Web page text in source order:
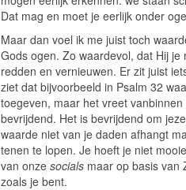
Dat mag en moet je eerlijk onder
Maar dan voel ik me juist toch
Gods ogen. Zo waardevol, dat Hij
redden en vernieuwen. Er zit juist
ziet dat bijvoorbeeld in Psalm 32
toegeven, maar het vreet
bevrijdend. Het is bevrijdend om
waarde niet van je daden afhangt
tenen te lopen. Je hoeft je niet
van onze socials maar op basis van
zoals je bent.